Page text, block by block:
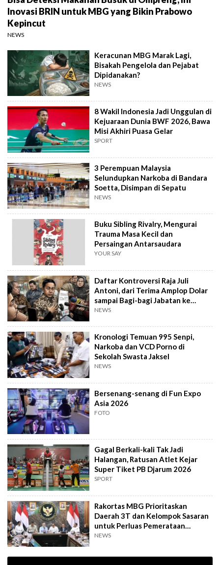
Inovasi BRIN untuk MBG yang Bikin Prabowo
Kepincut
NEWS
Keracunan MBG Marak Lagi,
Bisakah Pengelola dan Pejabat
Dipidanakan?
NEWS
8 Wakil Indonesia Jadi Unggulan di
Kejuaraan Dunia BWF 2026, Bawa
Misi Akhiri Puasa Gelar
SPORT
3 Perempuan Malaysia
Selundupkan Narkoba di Bandara
Soetta, Disimpan di Sepatu
NEWS
Buku Sibling Rivalry, Mengurai
Trauma Masa Kecil dan
Persaingan Antarsaudara
YOUR SAY
Daftar Kontroversi Raja Juli
Antoni, dari Terima Amplop Dolar
sampai Bagi-bagi Jabatan ke
Kader PSI
NEWS
Kronologi Temuan 995 Senpi,
Narkoba dan VCD Porno di
Sekolah Swasta Jaksel
NEWS
Bersenang-senang di Fun Expo
Asia 2026
FOTO
Gagal Berkali-kali Tak Jadi
Halangan, Ratusan Atlet Kejar
Super Tiket PB Djarum 2026
SPORT
Rakortas MBG Prioritaskan
Daerah 3T dan Kelompok Sasaran
untuk Perluas Pemerataan
Program
NEWS